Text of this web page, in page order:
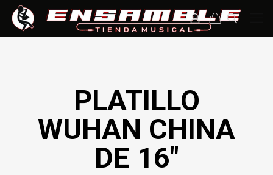
PLATILLO
WUHAN CHINA
DE 16″